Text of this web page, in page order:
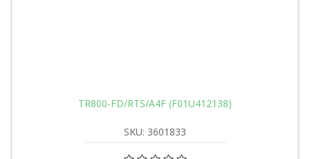
TR800-FD/RTS/A4F (F01U412138)
SKU: 3601833